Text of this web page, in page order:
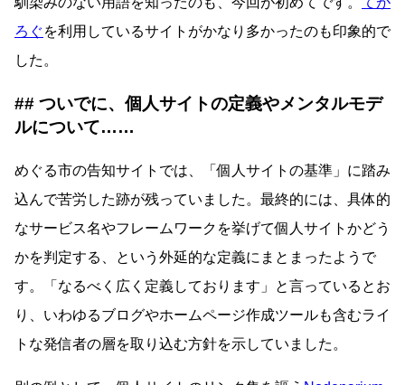
ろぐを利用しているサイトがかなり多かったのも印象的で
した。
ついでに、個人サイトの定義やメンタルモデ
ルについて……
めぐる市の告知サイトでは、「個人サイトの基準」に踏み
込んで苦労した跡が残っていました。最終的には、具体的
なサービス名やフレームワークを挙げて個人サイトかどう
かを判定する、という外延的な定義にまとまったようで
す。「なるべく広く定義しております」と言っているとお
り、いわゆるブログやホームページ作成ツールも含むライ
トな発信者の層を取り込む方針を示していました。